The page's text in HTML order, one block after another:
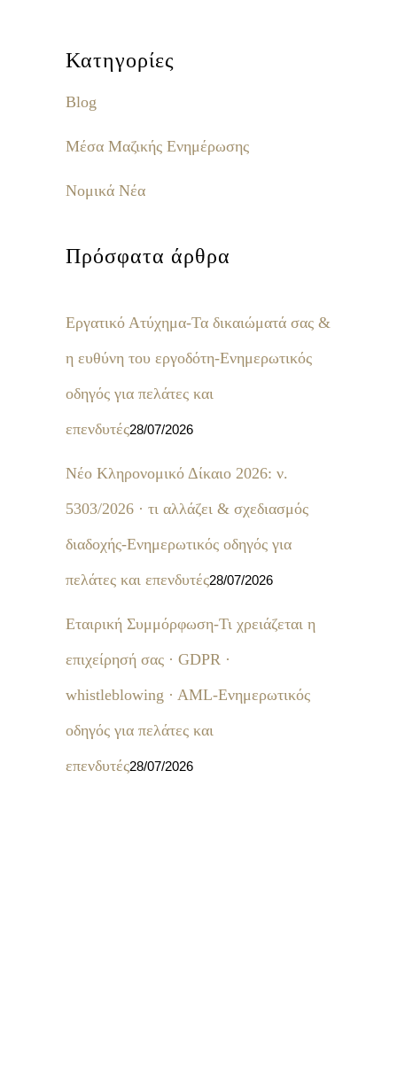
Κατηγορίες
Blog
Μέσα Μαζικής Ενημέρωσης
Νομικά Νέα
Πρόσφατα άρθρα
Εργατικό Ατύχημα-Τα δικαιώματά σας &
η ευθύνη του εργοδότη-Ενημερωτικός
οδηγός για πελάτες και
επενδυτές28/07/2026
Νέο Κληρονομικό Δίκαιο 2026: ν.
5303/2026 · τι αλλάζει & σχεδιασμός
διαδοχής-Ενημερωτικός οδηγός για
πελάτες και επενδυτές28/07/2026
Εταιρική Συμμόρφωση-Τι χρειάζεται η
επιχείρησή σας · GDPR ·
whistleblowing · AML-Ενημερωτικός
οδηγός για πελάτες και
επενδυτές28/07/2026